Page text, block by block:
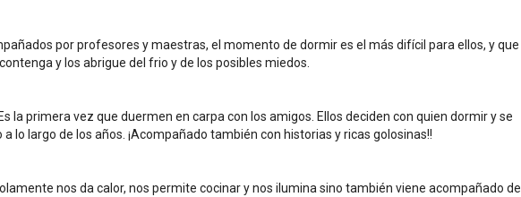
por profesores y maestras, el momento de dormir es el más difícil para ellos, y que
y los abrigue del frio y de los posibles miedos.
la primera vez que duermen en carpa con los amigos. Ellos deciden con quien dormir y se
lo largo de los años. ¡Acompañado también con historias y ricas golosinas!!
nos da calor, nos permite cocinar y nos ilumina sino también viene acompañado de